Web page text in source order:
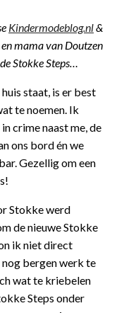
Kindermodeblog.nl&
mama van Doutzen
Stokke Steps…
staat, is er best
te noemen. Ik
crime naast me, de
ons bord én we
Gezellig om een
Stokke werd
de nieuwe Stokke
ik niet direct
bergen werk te
wat te kriebelen
Steps onder